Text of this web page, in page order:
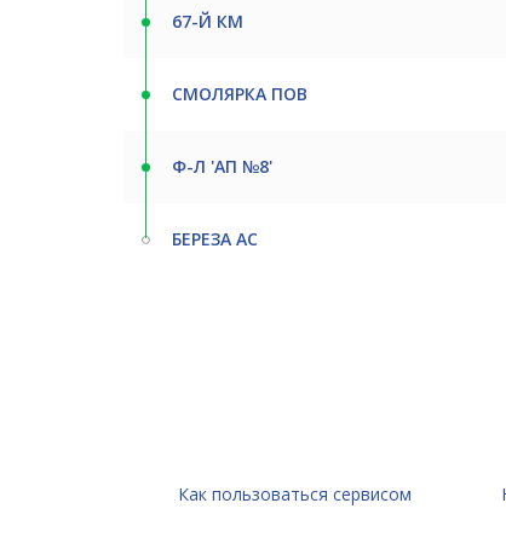
67-Й КМ
СМОЛЯРКА ПОВ
Ф-Л 'АП №8'
БЕРЕЗА АС
Как пользоваться сервисом